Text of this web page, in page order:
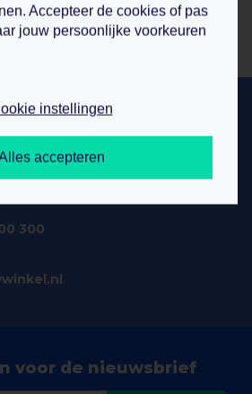
bestellen? wij helpen u
300
300
voor de nieuwsbrief
Accepteer de cookies of pas
jouw persoonlijke voorkeuren
instellingen
accepteren